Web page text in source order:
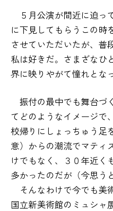
５月公演が間近に迫っ
に下見してもらうこの時
させていただいたが、普
私は好きだ。さまざなひ
界に映りやがて憧れとな
振付の最中でも舞台づ
てどのようなイメージで
校帰りにしょっちゅう足
意）からの潮流でマティ
けでもなく、３０年近
多かったのだが（今思う
そんなわけで今でも美
国立新美術館のミュシャ